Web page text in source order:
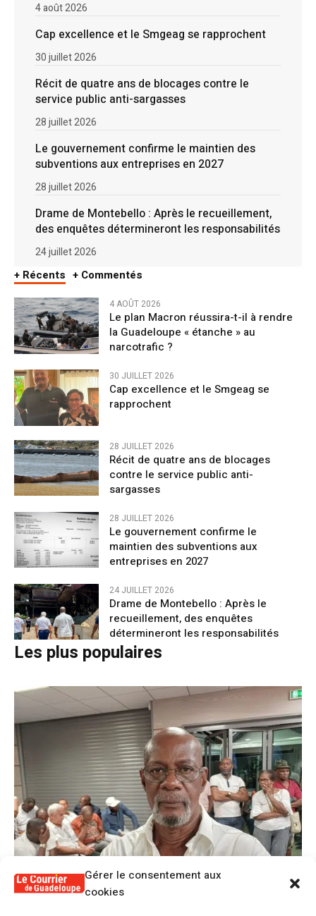
Gérer le consentement aux
cookies
4 août 2026
Cap excellence et le Smgeag se rapprochent
30 juillet 2026
Récit de quatre ans de blocages contre le
service public anti-sargasses
28 juillet 2026
Le gouvernement confirme le maintien des
subventions aux entreprises en 2027
28 juillet 2026
Drame de Montebello : Après le recueillement,
des enquêtes détermineront les responsabilités
24 juillet 2026
+ Récents + Commentés
4 AOÛT 2026
Le plan Macron réussira-t-il à rendre
la Guadeloupe « étanche » au
narcotrafic ?
30 JUILLET 2026
Cap excellence et le Smgeag se
rapprochent
28 JUILLET 2026
Récit de quatre ans de blocages
contre le service public anti-
sargasses
28 JUILLET 2026
Le gouvernement confirme le
maintien des subventions aux
entreprises en 2027
24 JUILLET 2026
Drame de Montebello : Après le
recueillement, des enquêtes
détermineront les responsabilités
Les plus populaires